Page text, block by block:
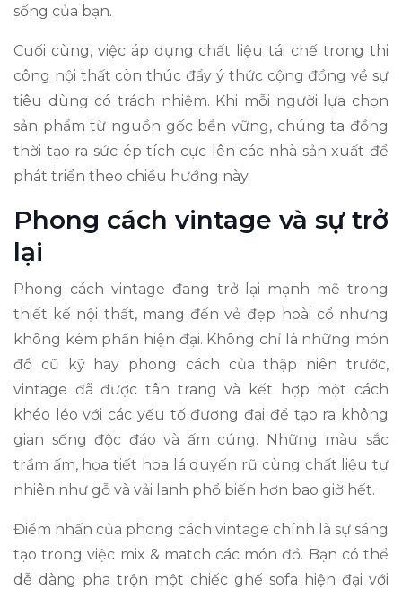
sống của bạn.
Cuối cùng, việc áp dụng chất liệu tái chế trong thi
công nội thất còn thúc đẩy ý thức cộng đồng về sự
tiêu dùng có trách nhiệm. Khi mỗi người lựa chọn
sản phẩm từ nguồn gốc bền vững, chúng ta đồng
thời tạo ra sức ép tích cực lên các nhà sản xuất để
phát triển theo chiều hướng này.
Phong cách vintage và sự trở
lại
Phong cách vintage đang trở lại mạnh mẽ trong
thiết kế nội thất, mang đến vẻ đẹp hoài cổ nhưng
không kém phần hiện đại. Không chỉ là những món
đồ cũ kỹ hay phong cách của thập niên trước,
vintage đã được tân trang và kết hợp một cách
khéo léo với các yếu tố đương đại để tạo ra không
gian sống độc đáo và ấm cúng. Những màu sắc
trầm ấm, họa tiết hoa lá quyến rũ cùng chất liệu tự
nhiên như gỗ và vải lanh phổ biến hơn bao giờ hết.
Điểm nhấn của phong cách vintage chính là sự sáng
tạo trong việc mix & match các món đồ. Bạn có thể
dễ dàng pha trộn một chiếc ghế sofa hiện đại với